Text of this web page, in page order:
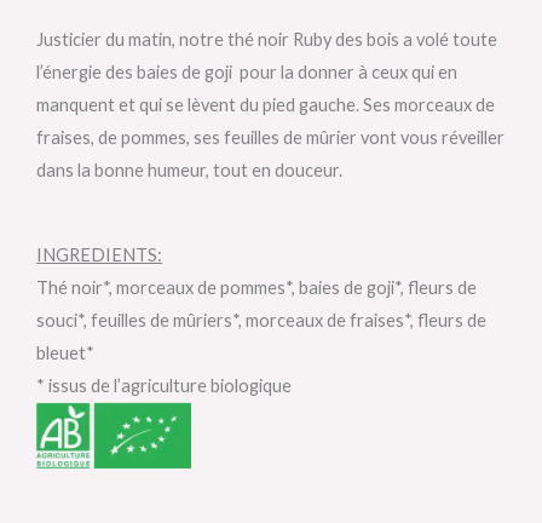
Justicier du matin, notre thé noir Ruby des bois a volé toute
l’énergie des baies de goji pour la donner à ceux qui en
manquent et qui se lèvent du pied gauche. Ses morceaux de
fraises, de pommes, ses feuilles de mûrier vont vous réveiller
dans la bonne humeur, tout en douceur.
INGREDIENTS:
Thé noir*, morceaux de pommes*, baies de goji*, fleurs de
souci*, feuilles de mûriers*, morceaux de fraises*, fleurs de
bleuet*
* issus de l’agriculture biologique